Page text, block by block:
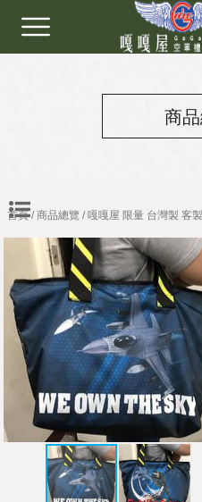
商
首頁/商品總覽 / 嘎嘎屋 限量 台灣製 客